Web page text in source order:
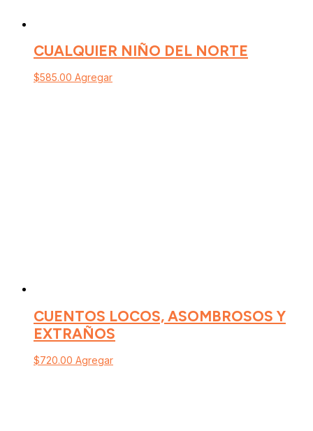
CUALQUIER NIÑO DEL NORTE
$585.00 Agregar
CUENTOS LOCOS, ASOMBROSOS Y
EXTRAÑOS
$720.00 Agregar